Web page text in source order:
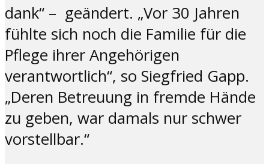
dank“ – geändert. „Vor 30 Jahren
fühlte sich noch die Familie für die
Pflege ihrer Angehörigen
verantwortlich“, so Siegfried Gapp.
„Deren Betreuung in fremde Hände
zu geben, war damals nur schwer
vorstellbar.“